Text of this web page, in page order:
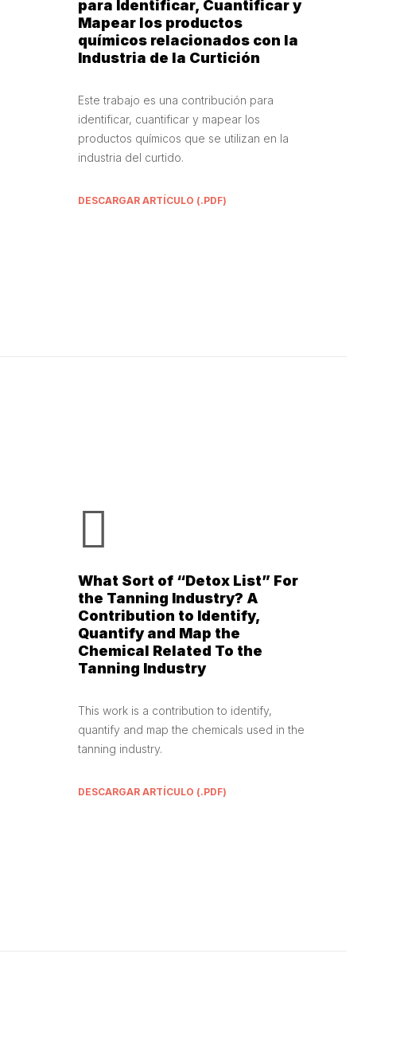
para Identificar, Cuantificar y
Mapear los productos
químicos relacionados con la
Industria de la Curtición
Este trabajo es una contribución para
identificar, cuantificar y mapear los
productos químicos que se utilizan en la
industria del curtido.
DESCARGAR ARTÍCULO (.PDF)
What Sort of “Detox List” For
the Tanning Industry? A
Contribution to Identify,
Quantify and Map the
Chemical Related To the
Tanning Industry
This work is a contribution to identify,
quantify and map the chemicals used in the
tanning industry.
DESCARGAR ARTÍCULO (.PDF)